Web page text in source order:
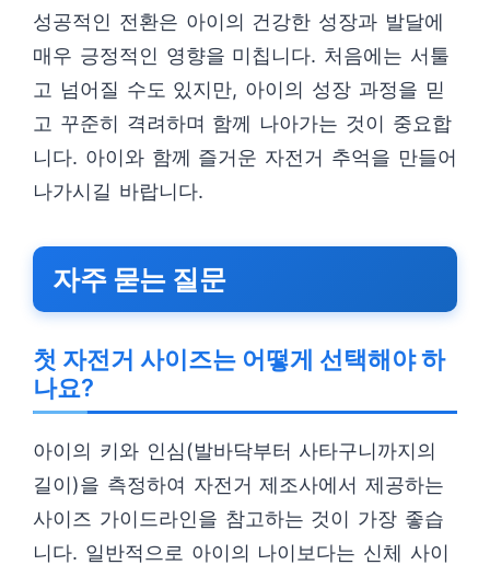
성공적인 전환은 아이의 건강한 성장과 발달에
매우 긍정적인 영향을 미칩니다. 처음에는 서툴
고 넘어질 수도 있지만, 아이의 성장 과정을 믿
고 꾸준히 격려하며 함께 나아가는 것이 중요합
니다. 아이와 함께 즐거운 자전거 추억을 만들어
나가시길 바랍니다.
자주 묻는 질문
첫 자전거 사이즈는 어떻게 선택해야 하
나요?
아이의 키와 인심(발바닥부터 사타구니까지의
길이)을 측정하여 자전거 제조사에서 제공하는
사이즈 가이드라인을 참고하는 것이 가장 좋습
니다. 일반적으로 아이의 나이보다는 신체 사이